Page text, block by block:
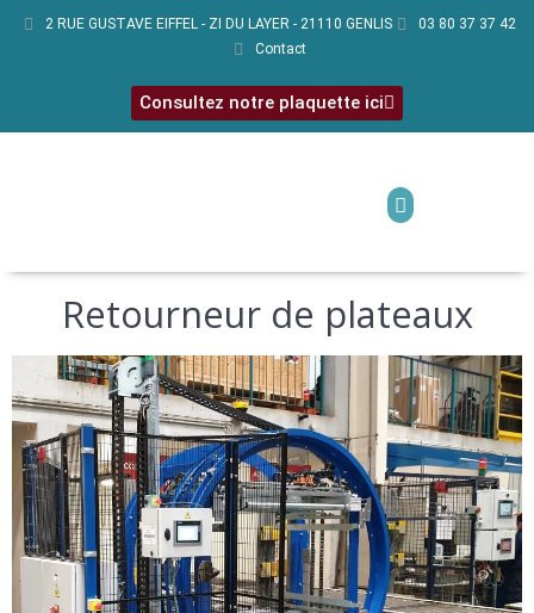
2 RUE GUSTAVE EIFFEL - ZI DU LAYER - 21110 GENLIS
03 80 37 37 42
Contact
Consultez notre plaquette ici
Retourneur de plateaux